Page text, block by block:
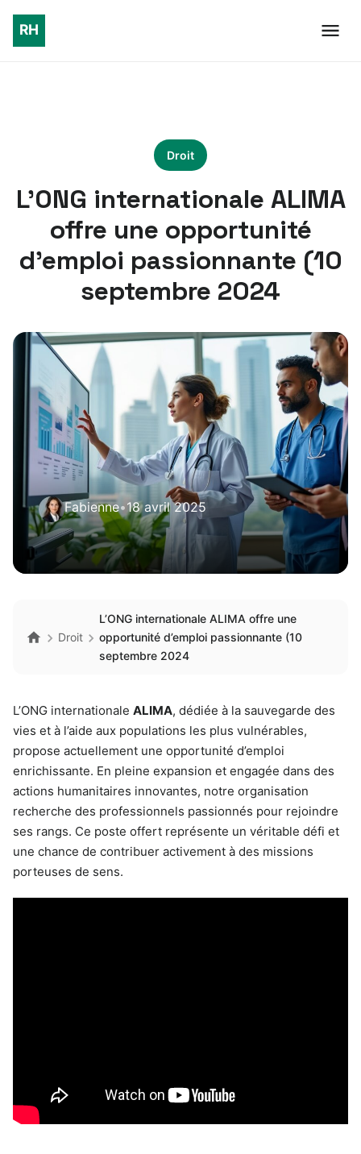
Droit
L’ONG internationale ALIMA
offre une opportunité
d’emploi passionnante (10
septembre 2024
Fabienne•18 avril 2025
Droit
L’ONG internationale ALIMA offre une
opportunité d’emploi passionnante (10
septembre 2024
L’ONG internationale ALIMA, dédiée à la sauvegarde des
vies et à l’aide aux populations les plus vulnérables,
propose actuellement une opportunité d’emploi
enrichissante. En pleine expansion et engagée dans des
actions humanitaires innovantes, notre organisation
recherche des professionnels passionnés pour rejoindre
ses rangs. Ce poste offert représente un véritable défi et
une chance de contribuer activement à des missions
porteuses de sens.